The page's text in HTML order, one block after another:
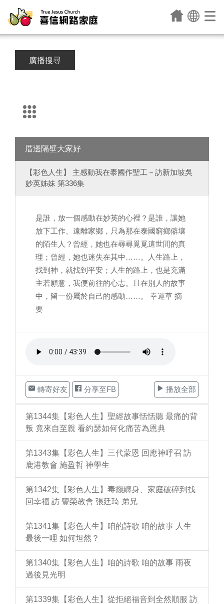
廣播搜尋
厝邊隔壁大家好
【彩色人生】 主感動我在泰國作聖工－訪新加坡吳
妙英姊妹 第336集
是誰，放一個感動在妙英的心裡？是誰，讓她
放下工作、遠離家鄉，只為那在泰國窮鄉僻壤
的陌生人？曾經，她也在尋尋覓覓這世間的真
理；曾經，她也迷失在其中……。人生路上，
找到神，就找到平安；人生的路上，也是充滿
主若願意，我便前往的心志。且在別人的故事
中，留一份屬於自己的感動……。 幸運草 摘
要
轉寄好友 分享至FB 播放全部
第1344集【彩色人生】聖經故事恬恬聽 最痛的背
叛 竟來自至親 看約瑟如何化痛苦為恩典
第1343集【彩色人生】三代蒙恩 回應神呼召 訪
鹿港教會 施盈哲 神學生
第1342集【彩色人生】毒癮纏身、家庭破碎到找
回幸福 訪 豐榮教會 張廷琦 弟兄
第1341集【彩色人生】咱的詩歌 咱的故事 人生
最後一哩 如何坦然？
第1340集【彩色人生】咱的詩歌 咱的故事 雨夜
過後見光明
第1339集【彩色人生】從拒絕福音到全然順服 訪